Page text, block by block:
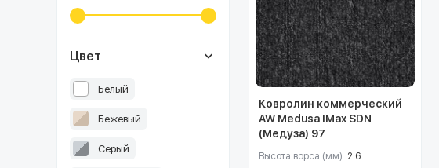
Цвет
Белый
Бежевый
Серый
Ковролин коммерческий
AW Medusa IMax SDN
(Медуза) 97
Высота ворса (мм): 2.6